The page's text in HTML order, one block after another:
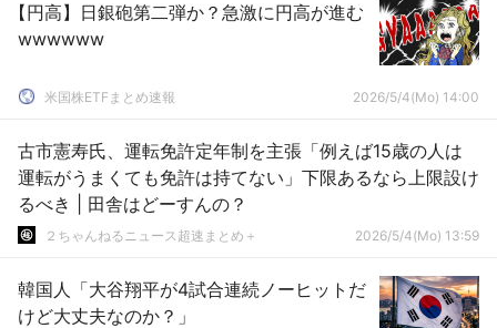
【円高】日銀砲第二弾か？急激に円高が進む
wwwwww
米国株ETFまとめ速報 2026/5/4(Mo) 14:00
古市憲寿氏、運転免許定年制を主張「例えば15歳の人は
運転がうまくても免許は持てない」下限あるなら上限設け
るべき | 田舎はどーすんの？
２ちゃんねるニュース超速まとめ＋ 2026/5/4(Mo) 13:59
韓国人「大谷翔平が4試合連続ノーヒットだ
けど大丈夫なのか？」